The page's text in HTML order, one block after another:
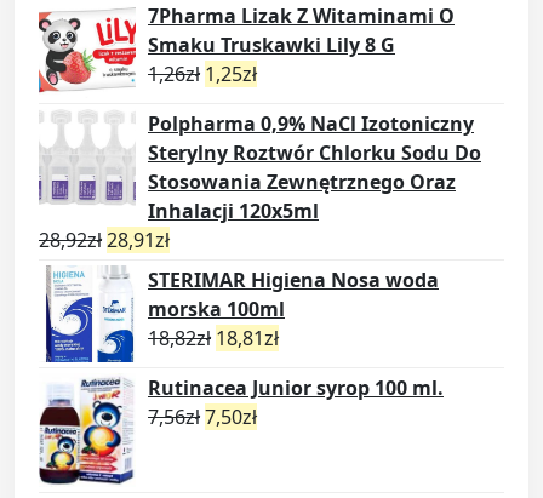
7Pharma Lizak Z Witaminami O
Smaku Truskawki Lily 8 G
1,26zł 1,25zł
Polpharma 0,9% NaCl Izotoniczny
Sterylny Roztwór Chlorku Sodu Do
Stosowania Zewnętrznego Oraz
Inhalacji 120x5ml
28,92zł28,91zł
STERIMAR Higiena Nosa woda
morska 100ml
18,82zł 18,81zł
Rutinacea Junior syrop 100 ml.
7,56zł7,50zł